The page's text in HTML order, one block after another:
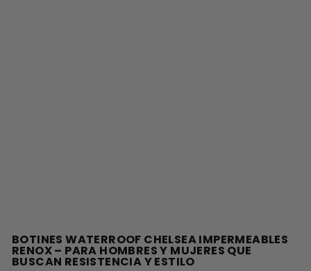
BOTINES WATERROOF CHELSEA IMPERMEABLES
RENOX – PARA HOMBRES Y MUJERES QUE
BUSCAN RESISTENCIA Y ESTILO